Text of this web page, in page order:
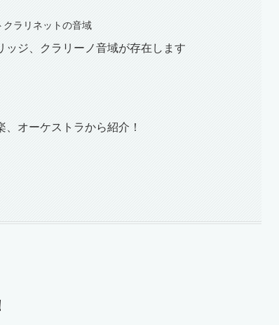
クラリネットの音域
ッジ、クラリーノ音域が存在します
オーケストラから紹介！